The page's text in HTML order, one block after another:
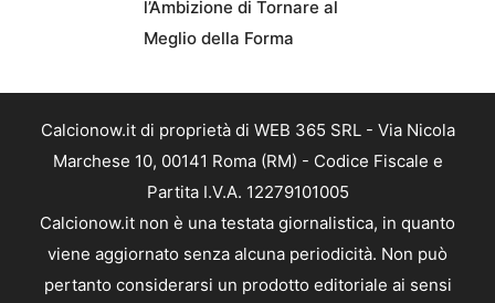
l’Ambizione di Tornare al
Meglio della Forma
Calcionow.it di proprietà di WEB 365 SRL - Via Nicola
Marchese 10, 00141 Roma (RM) - Codice Fiscale e
Partita I.V.A. 12279101005
Calcionow.it non è una testata giornalistica, in quanto
viene aggiornato senza alcuna periodicità. Non può
pertanto considerarsi un prodotto editoriale ai sensi